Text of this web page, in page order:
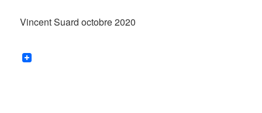
Vincent Suard octobre 2020